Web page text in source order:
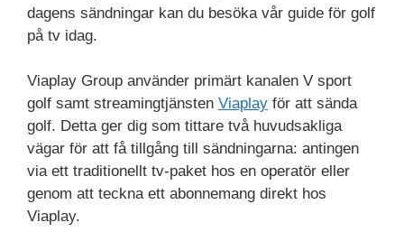
dagens sändningar kan du besöka vår guide för golf
på tv idag.
Viaplay Group använder primärt kanalen V sport
golf samt streamingtjänsten Viaplay för att sända
golf. Detta ger dig som tittare två huvudsakliga
vägar för att få tillgång till sändningarna: antingen
via ett traditionellt tv-paket hos en operatör eller
genom att teckna ett abonnemang direkt hos
Viaplay.